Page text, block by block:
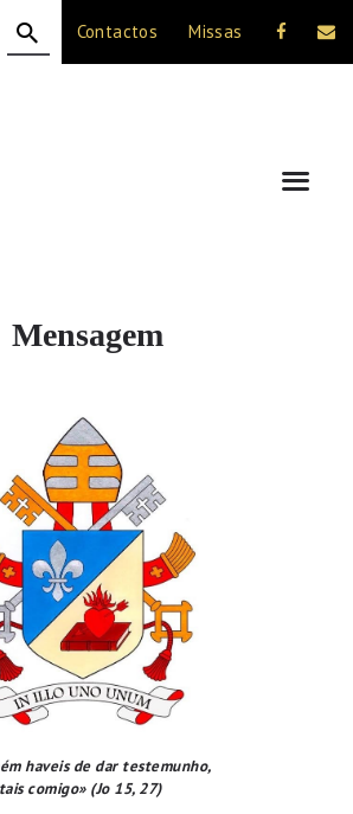
Contactos Missas
Mensagem
haveis de dar testemunho,
comigo» (Jo 15, 27)